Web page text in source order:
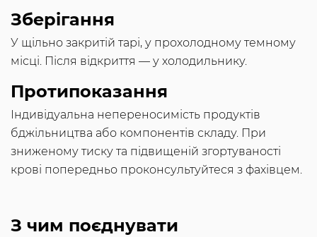
Зберігання
У щільно закритій тарі, у прохолодному темному
місці. Після відкриття — у холодильнику.
Протипоказання
Індивідуальна непереносимість продуктів
бджільництва або компонентів складу. При
зниженому тиску та підвищеній згортуваності
крові попередньо проконсультуйтеся з фахівцем.
З чим поєднувати